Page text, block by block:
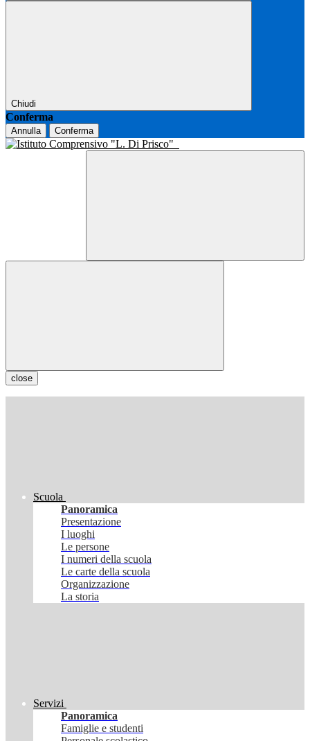
Chiudi
Conferma
Annulla Conferma
close
Scuola
Panoramica
Presentazione
I luoghi
Le persone
I numeri della scuola
Le carte della scuola
Organizzazione
La storia
Servizi
Panoramica
Famiglie e studenti